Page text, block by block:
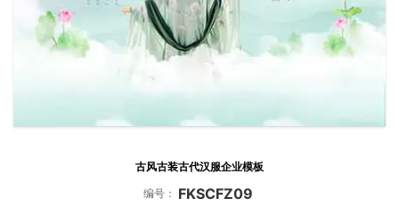
古风古装古代汉服企业模板
编号： FKSCFZ09